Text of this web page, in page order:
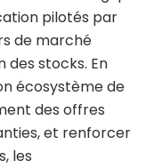
pilotés par
de marché
des stocks. En
écosystème de
des offres
et renforcer
les